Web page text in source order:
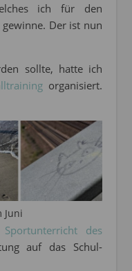
ich für den
Der ist nun
sollte, hatte ich
organisiert.
Juni
Sportunterricht des
auf das Schul-